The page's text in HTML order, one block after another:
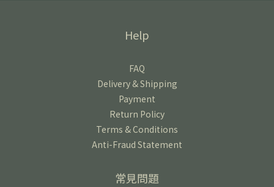
Help
FAQ
Delivery & Shipping
Payment
Return Policy
Terms & Conditions
Anti-Fraud Statement
常見問題